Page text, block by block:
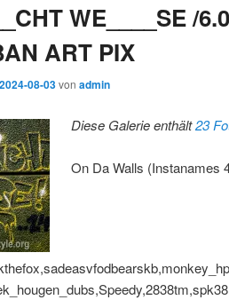
WE____SE /
ART PIX
2024-08-03von admin
Diese Galerie enthält23
On Da Walls (Instanames